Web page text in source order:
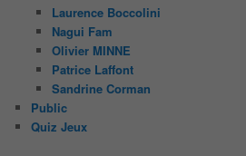
Laurence Boccolini
Nagui Fam
Olivier MINNE
Patrice Laffont
Sandrine Corman
Public
Quiz Jeux